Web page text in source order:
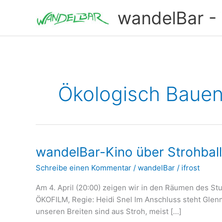
wandelBar -
Ökologisch Bauen
wandelBar-Kino über
Schreibe einen Kommentar / wandelBar / ifrost
Am 4. April (20:00) zeigen wir in den Räumen des
ÖKOFILM, Regie: Heidi Snel Im Anschluss steht
unseren Breiten sind aus Stroh, meist […]